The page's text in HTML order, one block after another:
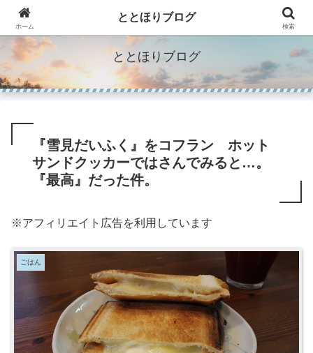
"Make Life Richer"人生を豊かにするモノのブログ。
ととほりブログ
『雪見だいふく』をコフラン ホット
サンドクッカーではさんでみると…。
『最高』だった件。
※アフィリエイト広告を利用しています
ごはん
ホーム
ととほりブログ
検索